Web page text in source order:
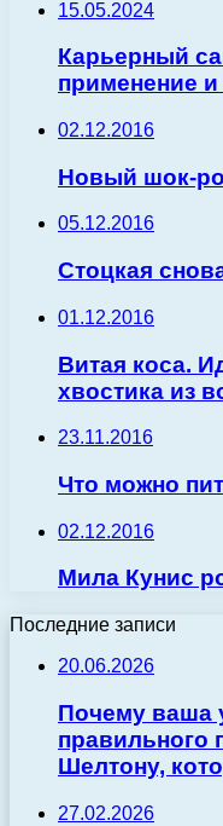
15.05.2024
Карьерный
применение
02.12.2016
Новый шок-
05.12.2016
Стоцкая
01.12.2016
Витая коса.
хвостика из
23.11.2016
Что можно
02.12.2016
Мила Кунис
Последние записи
20.06.2026
Почему ваша
правильного
Шелтону,
27.02.2026